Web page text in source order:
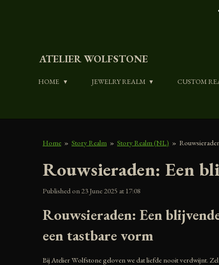
ATELIER WOLFSTONE
HOME JEWELRY REALM CUSTOM
Home » Story Realm » Story Realm (NL) »
Rouwsieraden: Een
Published on 23 June 2025 at 17:08
Rouwsieraden: Een
een tastbare vorm
Bij Atelier Wolfstone geloven we dat liefde nooit verdwijnt.